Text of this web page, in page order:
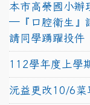
本市高榮國小辦
─『口腔衛生』
請同學踴躍投件
112學年度上學
沅益更改10/6菜